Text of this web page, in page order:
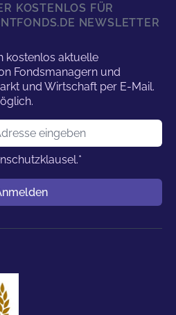
KOSTENLOS FÜR
NEWSLETTER
kostenlos aktuelle
Fondsmanagern und
und Wirtschaft per E-Mail.
*